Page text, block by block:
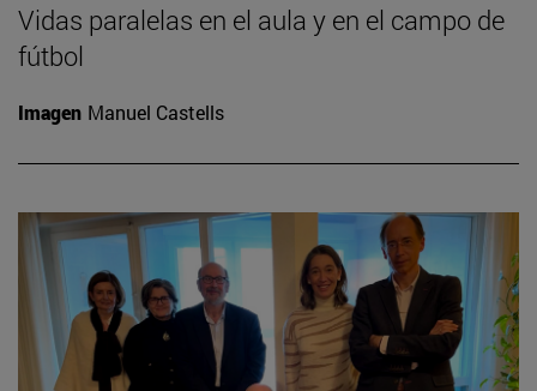
Vidas paralelas en el aula y en el campo de
fútbol
Imagen Manuel Castells